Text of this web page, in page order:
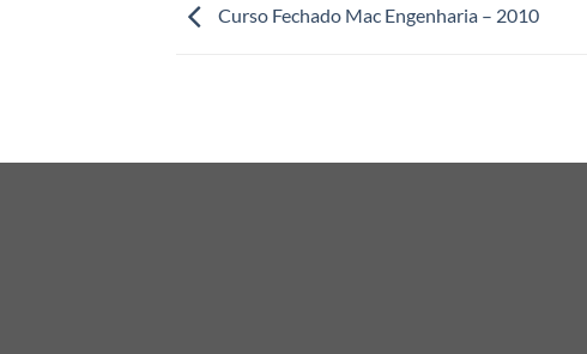
Curso Fechado Mac Engenharia – 2010